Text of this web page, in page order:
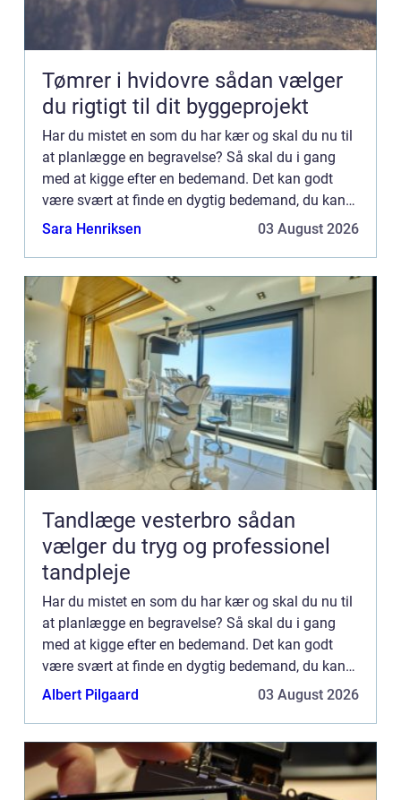
Tømrer i hvidovre sådan vælger
du rigtigt til dit byggeprojekt
Har du mistet en som du har kær og skal du nu til
at planlægge en begravelse? Så skal du i gang
med at kigge efter en bedemand. Det kan godt
være svært at finde en dygtig bedemand, du kan
stole på og regne med. Det gør det lidt
Sara Henriksen 03 August 2026
Tandlæge vesterbro sådan
vælger du tryg og professionel
tandpleje
Har du mistet en som du har kær og skal du nu til
at planlægge en begravelse? Så skal du i gang
med at kigge efter en bedemand. Det kan godt
være svært at finde en dygtig bedemand, du kan
stole på og regne med. Det gør det lidt
Albert Pilgaard 03 August 2026